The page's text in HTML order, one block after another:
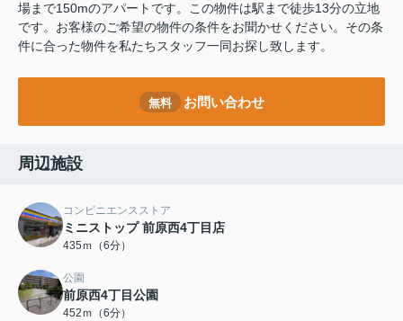
場まで150mのアパートです。この物件は駅まで徒歩13分の立地
です。お客様のご希望の物件の条件をお聞かせください。その条
件に合った物件を私たちスタッフ一同お探し致します。
無料 お問い合わせ
周辺施設
コンビニエンスストア
ミニストップ 前原西4丁目店
435ｍ（6分）
公園
前原西4丁目公園
452ｍ（6分）